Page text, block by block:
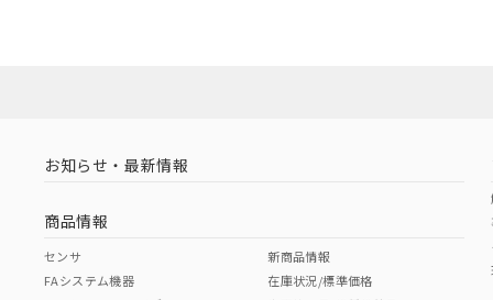
お知らせ・最新情報
商品情報
センサ
FAシステム機器
新商品情報
在庫状況/標準価格